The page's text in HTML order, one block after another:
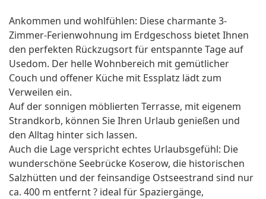
Ankommen und wohlfühlen: Diese charmante 3-
Zimmer-Ferienwohnung im Erdgeschoss bietet Ihnen
den perfekten Rückzugsort für entspannte Tage auf
Usedom. Der helle Wohnbereich mit gemütlicher
Couch und offener Küche mit Essplatz lädt zum
Verweilen ein.
Auf der sonnigen möblierten Terrasse, mit eigenem
Strandkorb, können Sie Ihren Urlaub genießen und
den Alltag hinter sich lassen.
Auch die Lage verspricht echtes Urlaubsgefühl: Die
wunderschöne Seebrücke Koserow, die historischen
Salzhütten und der feinsandige Ostseestrand sind nur
ca. 400 m entfernt ? ideal für Spaziergänge,